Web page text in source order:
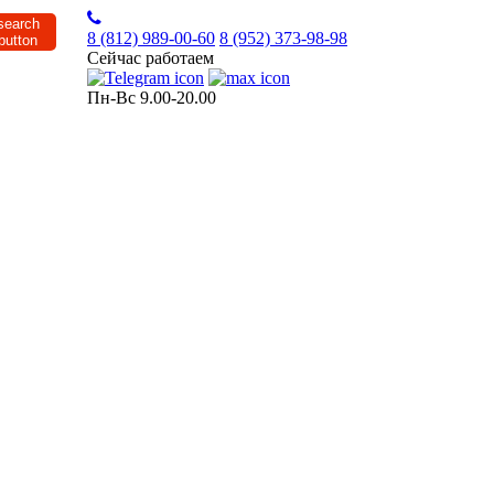
8 (812)989-00-60 8 (952)373-98-98
Сейчас работаем
Пн-Вс 9.00-20.00